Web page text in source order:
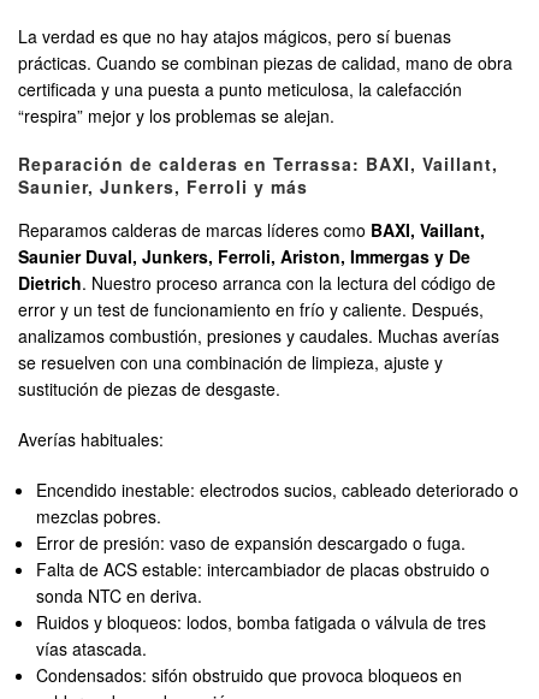
La verdad es que no hay atajos mágicos, pero sí buenas
prácticas. Cuando se combinan piezas de calidad, mano de obra
certificada y una puesta a punto meticulosa, la calefacción
“respira” mejor y los problemas se alejan.
Reparación de calderas en Terrassa: BAXI, Vaillant,
Saunier, Junkers, Ferroli y más
Reparamos calderas de marcas líderes como BAXI, Vaillant,
Saunier Duval, Junkers, Ferroli, Ariston, Immergas y De
Dietrich. Nuestro proceso arranca con la lectura del código de
error y un test de funcionamiento en frío y caliente. Después,
analizamos combustión, presiones y caudales. Muchas averías
se resuelven con una combinación de limpieza, ajuste y
sustitución de piezas de desgaste.
Averías habituales:
Encendido inestable: electrodos sucios, cableado deteriorado o
mezclas pobres.
Error de presión: vaso de expansión descargado o fuga.
Falta de ACS estable: intercambiador de placas obstruido o
sonda NTC en deriva.
Ruidos y bloqueos: lodos, bomba fatigada o válvula de tres
vías atascada.
Condensados: sifón obstruido que provoca bloqueos en